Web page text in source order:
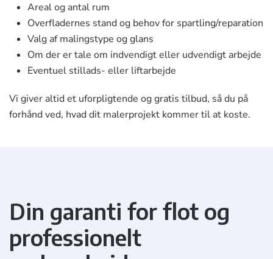
Areal og antal rum
Overfladernes stand og behov for spartling/reparation
Valg af malingstype og glans
Om der er tale om indvendigt eller udvendigt arbejde
Eventuel stillads- eller liftarbejde
Vi giver altid et uforpligtende og gratis tilbud, så du på
forhånd ved, hvad dit malerprojekt kommer til at koste.
Din garanti for flot og
professionelt